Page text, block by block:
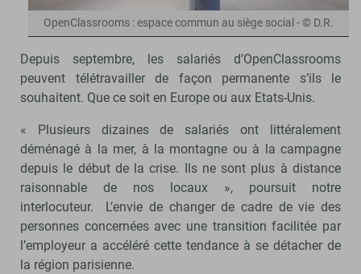
OpenClassrooms : espace commun au siège social - © D.R.
Depuis septembre, les salariés d’OpenClassrooms
peuvent télétravailler de façon permanente s’ils le
souhaitent. Que ce soit en Europe ou aux Etats-Unis.
« Plusieurs dizaines de salariés ont littéralement
déménagé à la mer, à la montagne ou à la campagne
depuis le début de la crise. Ils ne sont plus à distance
raisonnable de nos locaux », poursuit notre
interlocuteur. L’envie de changer de cadre de vie des
personnes concernées avec une transition facilitée par
l’employeur a accéléré cette tendance à se détacher de
la région parisienne.